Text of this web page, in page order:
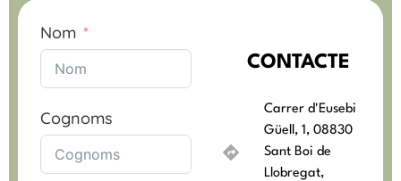
Nom
Cognoms
CONTACTE
Carrer d'Eusebi
Güell, 1, 08830
Sant Boi de
Llobregat,